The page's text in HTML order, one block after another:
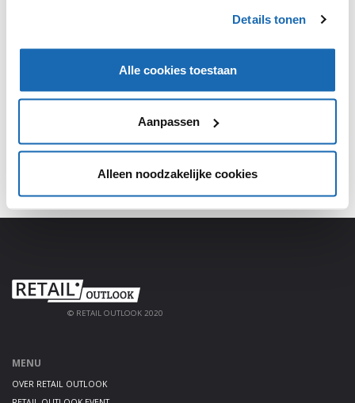
Details tonen
Alle cookies toestaan
Aanpassen
Alleen noodzakelijke cookies
SHARE, LEARN & CONNECT!
Meld je aan, deel jouw kennis en haal alles uit het
platform!
AANMELDEN
© RETAIL OUTLOOK 2020
MENU
OVER RETAIL OUTLOOK